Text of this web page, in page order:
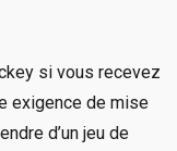
si vous recevez
exigence de mise
d’un jeu de